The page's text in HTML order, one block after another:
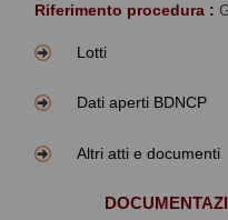
Riferimento procedura :
Lotti
Dati aperti BDNCP
Altri atti e documenti